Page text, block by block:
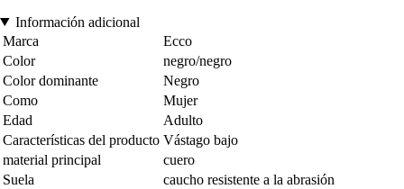
Información adicional
Marca
Ecco
Color
negro/negro
Color dominante
Negro
Como
Mujer
Edad
Adulto
Características del producto Vástago bajo
material principal
cuero
Suela
caucho resistente a la abrasión